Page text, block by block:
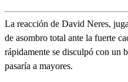
La reacción de David Neres,
de asombro total ante la fuerte
rápidamente se disculpó con un
pasaría a mayores.